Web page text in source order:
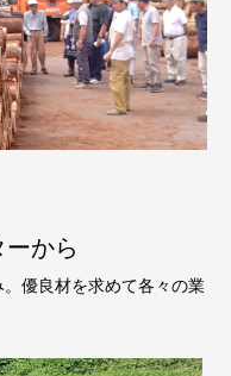
から
優良材を求めて各々の業